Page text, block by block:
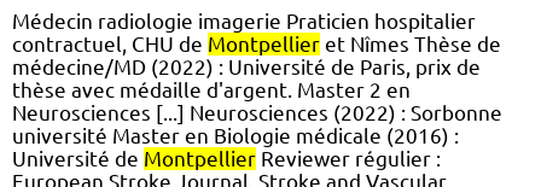
Médecin radiologie imagerie Praticien hospitalier
contractuel, CHU de Montpellier et Nîmes Thèse de
médecine/MD (2022) : Université de Paris, prix de
thèse avec médaille d'argent. Master 2 en
Neurosciences [...] Neurosciences (2022) : Sorbonne
université Master en Biologie médicale (2016) :
Université de Montpellier Reviewer régulier :
European Stroke Journal, Stroke and Vascular